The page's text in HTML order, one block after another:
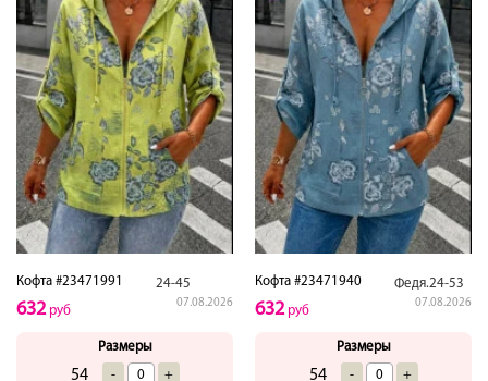
Кофта #23471991 24-45
07.08.2026
632руб
Размеры
54 - +
Кофта #23471940 Федя.24-53
07.08.2026
632руб
Размеры
54 - +